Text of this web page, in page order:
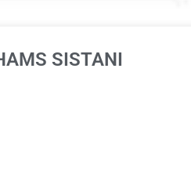
SISTANI